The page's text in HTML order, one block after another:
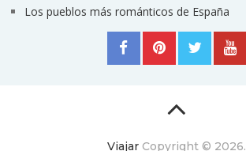
Los pueblos más románticos de España
Viajar Copyright © 2026.